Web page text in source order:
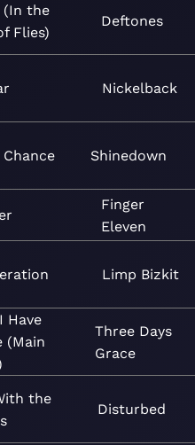
(In the
Flies)
Deftones
Nickelback
Shinedown
Finger
Eleven
Limp Bizkit
Have
(Main
Three Days
Grace
the
Disturbed